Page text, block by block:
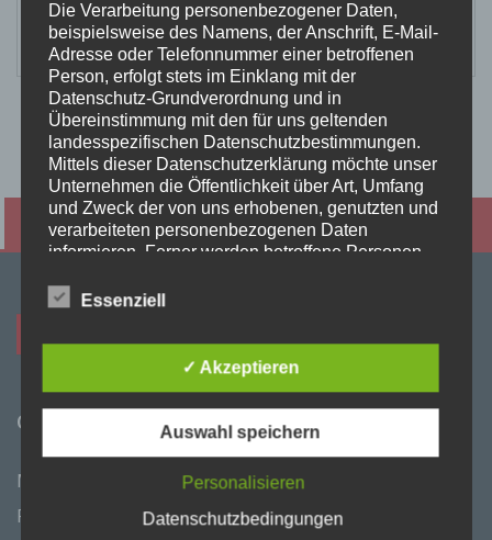
Termin vereinbaren Kontaktieren Sie uns
ÖFFNUNGSZEITEN
Mo-Do 8.00-17.00 Uhr
Fr 8.00-14.00 Uhr
Die Verarbeitung personenbezogener Daten,
beispielsweise des Namens, der Anschrift, E-Mail-
Adresse oder Telefonnummer einer betroffenen
Person, erfolgt stets im Einklang mit der
Datenschutz-Grundverordnung und in
Übereinstimmung mit den für uns geltenden
landesspezifischen Datenschutzbestimmungen.
Mittels dieser Datenschutzerklärung möchte unser
Unternehmen die Öffentlichkeit über Art, Umfang
und Zweck der von uns erhobenen, genutzten und
verarbeiteten personenbezogenen Daten
informieren. Ferner werden betroffene Personen
zustehenden Rechte aufgeklärt.
zahlreiche technische und organisatorische
Maßnahmen umgesetzt, um einen möglichst
lückenlosen Schutz der über diese Internetseite
sicherzustellen. Dennoch können Internetbasierte
Datenübertragungen grundsätzlich
Sicherheitslücken aufweisen, sodass ein absoluter
diesem Grund steht es jeder betroffenen Person
Essenziell
✓ Akzeptieren
Auswahl speichern
Personalisieren
Datenschutzbedingungen